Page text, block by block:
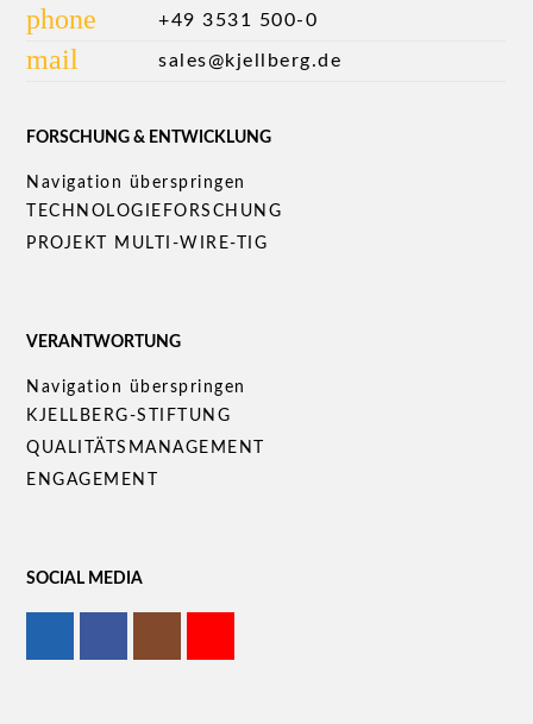
phone +49 3531 500-0
mail sales@kjellberg.de
FORSCHUNG & ENTWICKLUNG
Navigation überspringen
TECHNOLOGIEFORSCHUNG
PROJEKT MULTI-WIRE-TIG
VERANTWORTUNG
Navigation überspringen
KJELLBERG-STIFTUNG
QUALITÄTS­MANAGEMENT
ENGAGEMENT
SOCIAL MEDIA